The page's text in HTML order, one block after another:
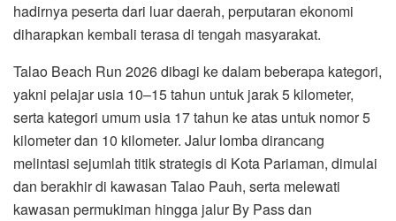
hadirnya peserta dari luar daerah, perputaran ekonomi
diharapkan kembali terasa di tengah masyarakat.
Talao Beach Run 2026 dibagi ke dalam beberapa kategori,
yakni pelajar usia 10–15 tahun untuk jarak 5 kilometer,
serta kategori umum usia 17 tahun ke atas untuk nomor 5
kilometer dan 10 kilometer. Jalur lomba dirancang
melintasi sejumlah titik strategis di Kota Pariaman, dimulai
dan berakhir di kawasan Talao Pauh, serta melewati
kawasan permukiman hingga jalur By Pass dan